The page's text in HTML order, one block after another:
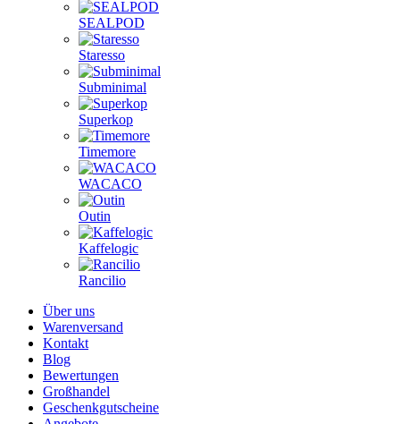
SEALPOD
Staresso
Subminimal
Superkop
Timemore
WACACO
Outin
Kaffelogic
Rancilio
Über uns
Warenversand
Kontakt
Blog
Bewertungen
Großhandel
Geschenkgutscheine